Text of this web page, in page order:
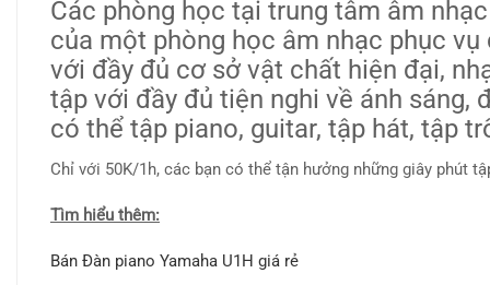
Các phòng học tại trung tâm âm
của một phòng học âm nhạc phục
với đầy đủ cơ sở vật chất hiện đại,
tập với đầy đủ tiện nghi về ánh sáng,
có thể tập piano, guitar, tập hát, tập
Chỉ với 50K/1h, các bạn có thể tận hưởng những giây phút
Tìm hiểu thêm:
Bán Đàn piano Yamaha U1H giá rẻ